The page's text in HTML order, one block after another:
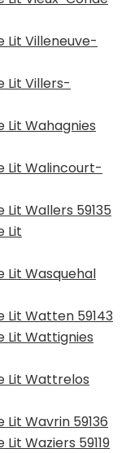
Lit Villeneuve-
Lit Villers-
Lit Wahagnies
Lit Walincourt-
Wallers 59135
Lit
Lit Wasquehal
Lit Watten 59143
Lit Wattignies
Lit Wattrelos
Wavrin 59136
Waziers 59119